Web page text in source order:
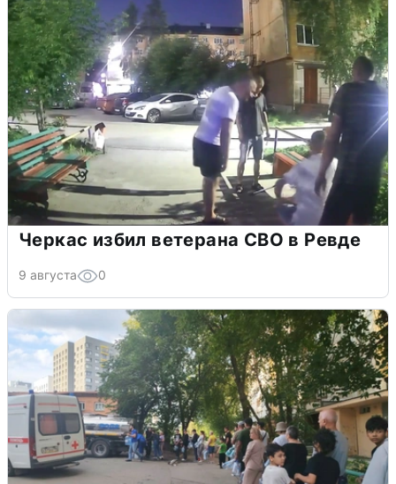
Черкас избил ветерана СВО в Ревде
9 августа 0